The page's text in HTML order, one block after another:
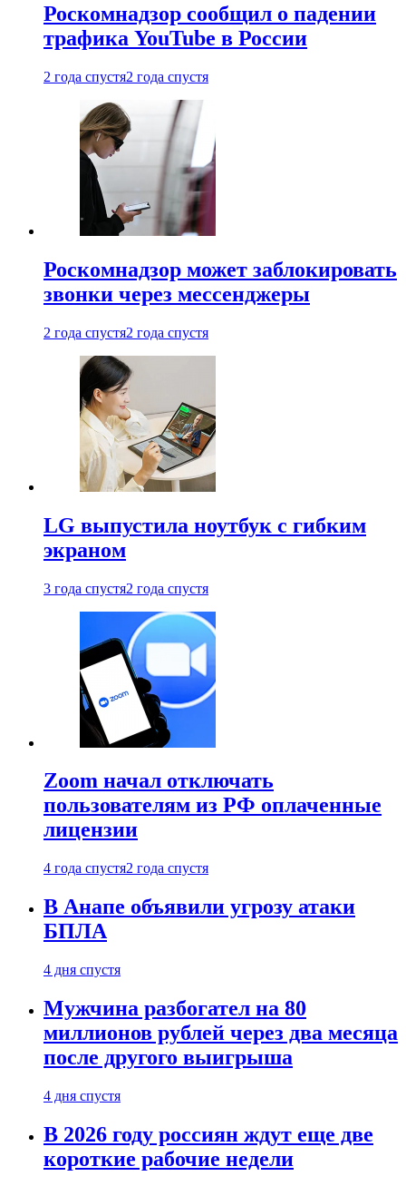
Роскомнадзор сообщил о падении
трафика YouTube в России
2 года спустя2 года спустя
Роскомнадзор может заблокировать
звонки через мессенджеры
2 года спустя2 года спустя
LG выпустила ноутбук с гибким
экраном
3 года спустя2 года спустя
Zoom начал отключать
пользователям из РФ оплаченные
лицензии
4 года спустя2 года спустя
В Анапе объявили угрозу атаки
БПЛА
4 дня спустя
Мужчина разбогател на 80
миллионов рублей через два месяца
после другого выигрыша
4 дня спустя
В 2026 году россиян ждут еще две
короткие рабочие недели